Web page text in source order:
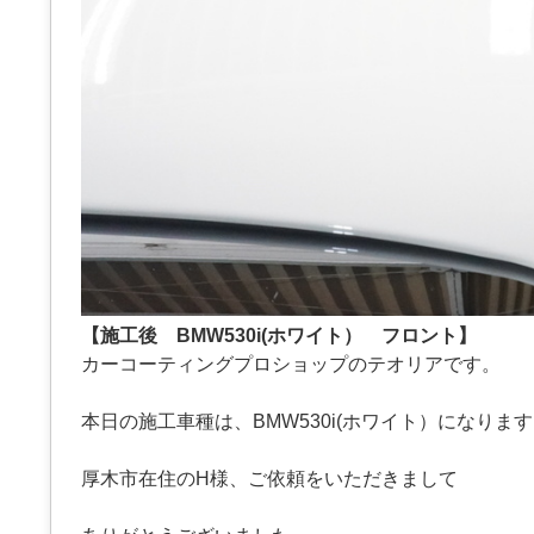
【施工後 BMW530i(ホワイト） フロント】
カーコーティングプロショップのテオリアです。
本日の施工車種は、BMW530i(ホワイト）になりま
厚木市在住のH様、ご依頼をいただきまして